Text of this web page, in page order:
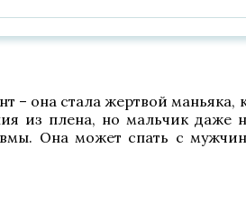
– она стала жертвой маньяка,
из плена, но мальчик даже
Она может спать с